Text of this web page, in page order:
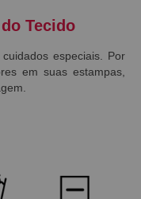
Tecido
especiais. Por
em suas estampas,